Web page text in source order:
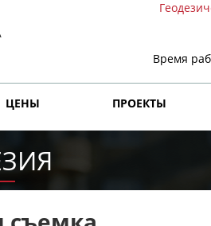
Время
ЦЕНЫ ПРОЕКТЫ